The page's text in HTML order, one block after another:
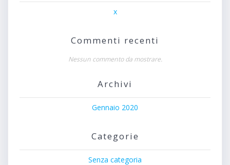
x
Commenti recenti
Nessun commento da mostrare.
Archivi
Gennaio 2020
Categorie
Senza categoria